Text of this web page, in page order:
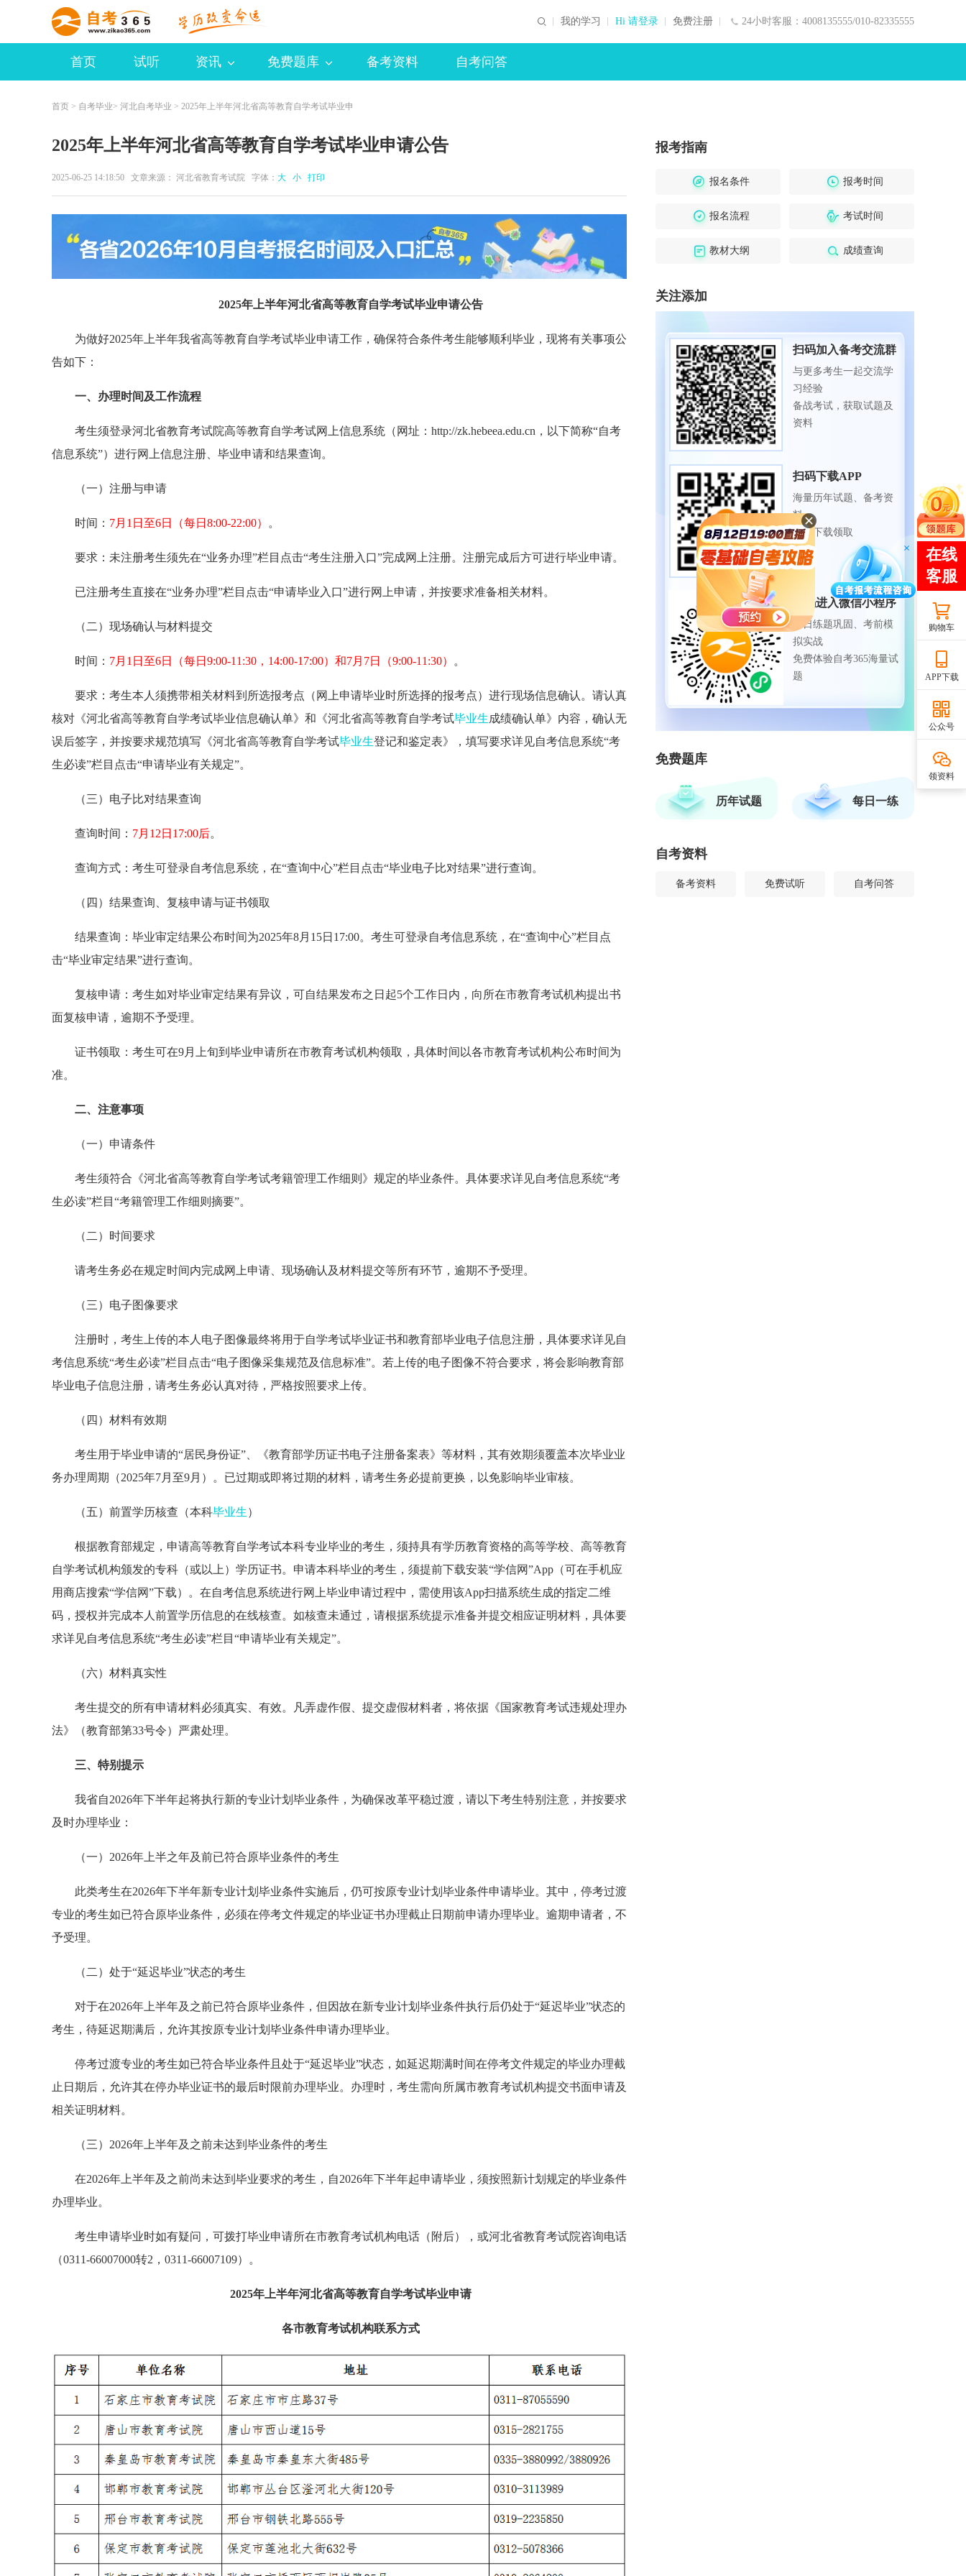
24小时客服：4008135555/010-82335555
我的学习 Hi 请登录 免费注册
首页 试听 资讯 免费题库 备考资料 自考问答
首页 > 自考毕业> 河北自考毕业 > 2025年上半年河北省高等教育自学考试毕业申
2025年上半年河北省高等教育自学考试毕业申请公告
2025-06-25 14:18:50 文章来源： 河北省教育考试院 字体： 大 小 打印
2025年上半年河北省高等教育自学考试毕业申请公告
为做好2025年上半年我省高等教育自学考试毕业申请工作，确保符合条件考生能够顺利毕业，现将有关事项公
告如下：
一、办理时间及工作流程
考生须登录河北省教育考试院高等教育自学考试网上信息系统（网址：http://zk.hebeea.edu.cn，以下简称“自考
信息系统”）进行网上信息注册、毕业申请和结果查询。
（一）注册与申请
时间： 7月1日至6日（每日8:00-22:00） 。
要求：未注册考生须先在“业务办理”栏目点击“考生注册入口”完成网上注册。注册完成后方可进行毕业申请。
已注册考生直接在“业务办理”栏目点击“申请毕业入口”进行网上申请，并按要求准备相关材料。
（二）现场确认与材料提交
时间： 7月1日至6日（每日9:00-11:30，14:00-17:00）和7月7日（9:00-11:30） 。
要求：考生本人须携带相关材料到所选报考点（网上申请毕业时所选择的报考点）进行现场信息确认。请认真
核对《河北省高等教育自学考试毕业信息确认单》和《河北省高等教育自学考试毕业生成绩确认单》内容，确认无
误后签字，并按要求规范填写《河北省高等教育自学考试毕业生登记和鉴定表》，填写要求详见自考信息系统“考
生必读”栏目点击“申请毕业有关规定”。
（三）电子比对结果查询
查询时间： 7月12日17:00后。
查询方式：考生可登录自考信息系统，在“查询中心”栏目点击“毕业电子比对结果”进行查询。
（四）结果查询、复核申请与证书领取
结果查询：毕业审定结果公布时间为2025年8月15日17:00。考生可登录自考信息系统，在“查询中心”栏目点
击“毕业审定结果”进行查询。
复核申请：考生如对毕业审定结果有异议，可自结果发布之日起5个工作日内，向所在市教育考试机构提出书
面复核申请，逾期不予受理。
证书领取：考生可在9月上旬到毕业申请所在市教育考试机构领取，具体时间以各市教育考试机构公布时间为
准。
二、注意事项
（一）申请条件
考生须符合《河北省高等教育自学考试考籍管理工作细则》规定的毕业条件。具体要求详见自考信息系统“考
生必读”栏目“考籍管理工作细则摘要”。
（二）时间要求
请考生务必在规定时间内完成网上申请、现场确认及材料提交等所有环节，逾期不予受理。
（三）电子图像要求
注册时，考生上传的本人电子图像最终将用于自学考试毕业证书和教育部毕业电子信息注册，具体要求详见自
考信息系统“考生必读”栏目点击“电子图像采集规范及信息标准”。若上传的电子图像不符合要求，将会影响教育部
毕业电子信息注册，请考生务必认真对待，严格按照要求上传。
（四）材料有效期
考生用于毕业申请的“居民身份证”、《教育部学历证书电子注册备案表》等材料，其有效期须覆盖本次毕业业
务办理周期（2025年7月至9月）。已过期或即将过期的材料，请考生务必提前更换，以免影响毕业审核。
（五）前置学历核查（本科毕业生）
根据教育部规定，申请高等教育自学考试本科专业毕业的考生，须持具有学历教育资格的高等学校、高等教育
自学考试机构颁发的专科（或以上）学历证书。申请本科毕业的考生，须提前下载安装“学信网”App（可在手机应
用商店搜索“学信网”下载）。在自考信息系统进行网上毕业申请过程中，需使用该App扫描系统生成的指定二维
码，授权并完成本人前置学历信息的在线核查。如核查未通过，请根据系统提示准备并提交相应证明材料，具体要
求详见自考信息系统“考生必读”栏目“申请毕业有关规定”。
（六）材料真实性
考生提交的所有申请材料必须真实、有效。凡弄虚作假、提交虚假材料者，将依据《国家教育考试违规处理办
法》（教育部第33号令）严肃处理。
三、特别提示
我省自2026年下半年起将执行新的专业计划毕业条件，为确保改革平稳过渡，请以下考生特别注意，并按要求
及时办理毕业：
（一）2026年上半之年及前已符合原毕业条件的考生
此类考生在2026年下半年新专业计划毕业条件实施后，仍可按原专业计划毕业条件申请毕业。其中，停考过渡
专业的考生如已符合原毕业条件，必须在停考文件规定的毕业证书办理截止日期前申请办理毕业。逾期申请者，不
予受理。
（二）处于“延迟毕业”状态的考生
对于在2026年上半年及之前已符合原毕业条件，但因故在新专业计划毕业条件执行后仍处于“延迟毕业”状态的
考生，待延迟期满后，允许其按原专业计划毕业条件申请办理毕业。
停考过渡专业的考生如已符合毕业条件且处于“延迟毕业”状态，如延迟期满时间在停考文件规定的毕业办理截
止日期后，允许其在停办毕业证书的最后时限前办理毕业。办理时，考生需向所属市教育考试机构提交书面申请及
相关证明材料。
（三）2026年上半年及之前未达到毕业条件的考生
在2026年上半年及之前尚未达到毕业要求的考生，自2026年下半年起申请毕业，须按照新计划规定的毕业条件
办理毕业。
考生申请毕业时如有疑问，可拨打毕业申请所在市教育考试机构电话（附后），或河北省教育考试院咨询电话
（0311-66007000转2，0311-66007109）。
2025年上半年河北省高等教育自学考试毕业申请
各市教育考试机构联系方式
报考指南
报名条件 报考时间
报名流程 考试时间
教材大纲 成绩查询
关注添加
扫码加入备考交流群
与更多考生一起交流学
习经验
备战考试，获取试题及
资料
扫码下载APP
海量历年试题、备考资
料
免费下载领取
扫码进入微信小程序
每日练题巩固、考前模
拟实战
免费体验自考365海量试
题
免费题库
历年试题 每日一练
自考资料
备考资料 免费试听 自考问答
购物车
APP下载
公众号
领资料